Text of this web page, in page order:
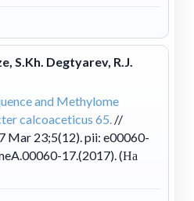
S.Kh. Degtyarev, R.J.
and Methylome
calcoaceticus 65. //
Mar 23;5(12). pii: e00060-
17.(2017). (На